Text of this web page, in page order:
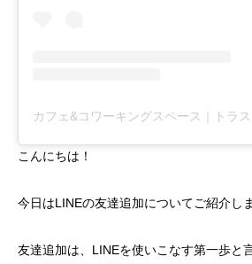
こんにちは！
今日はLINEの友達追加についてご紹介し
友達追加は、LINEを使いこなす第一歩と